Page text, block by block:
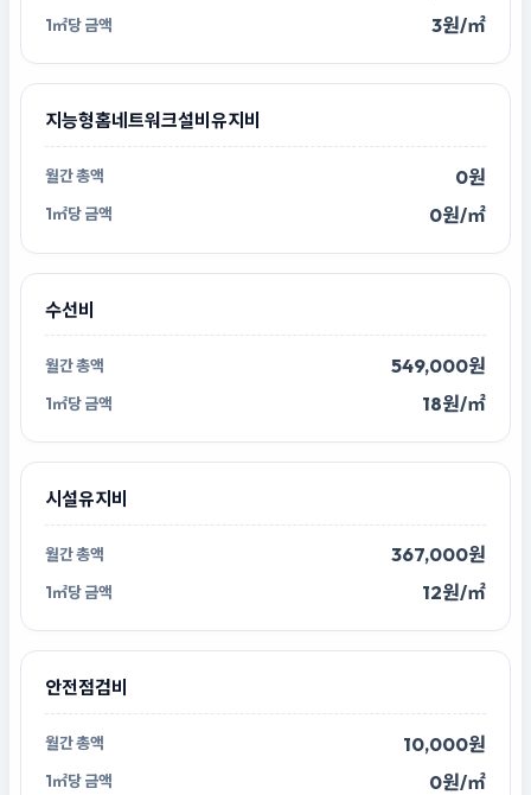
3원/㎡
지능형홈네트워크설비유지비
0원
0원/㎡
수선비
549,000원
18원/㎡
시설유지비
367,000원
12원/㎡
안전점검비
10,000원
0원/㎡